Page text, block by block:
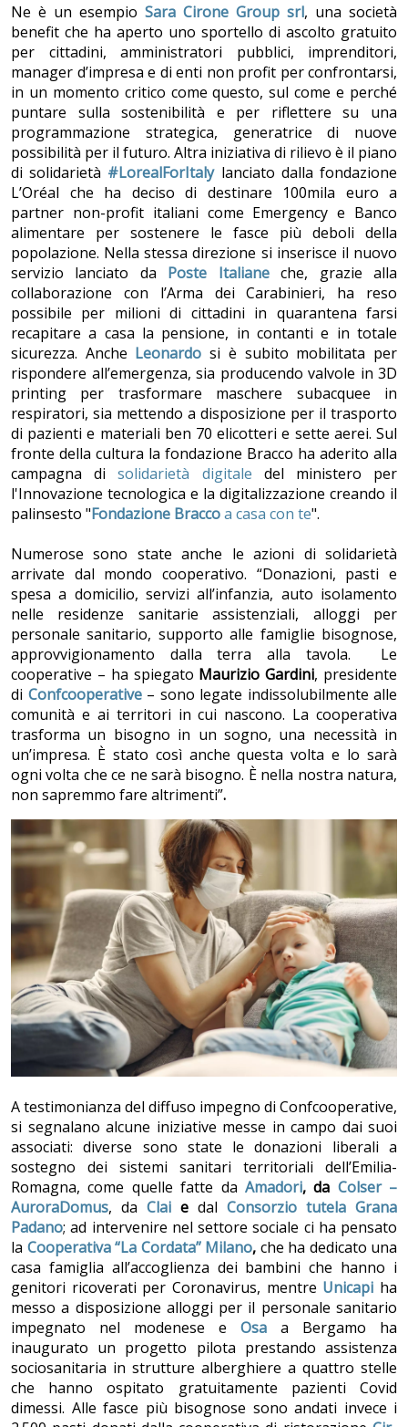
Ne è un esempio Sara Cirone Group srl, una società
benefit che ha aperto uno sportello di ascolto gratuito
per cittadini, amministratori pubblici, imprenditori,
manager d’impresa e di enti non profit per confrontarsi,
in un momento critico come questo, sul come e perché
puntare sulla sostenibilità e per riflettere su una
programmazione strategica, generatrice di nuove
possibilità per il futuro. Altra iniziativa di rilievo è il piano
di solidarietà #LorealForItalylanciato dalla fondazione
L’Oréal che ha deciso di destinare 100mila euro a
partner non-profit italiani come Emergency e Banco
alimentare per sostenere le fasce più deboli della
popolazione. Nella stessa direzione si inserisce il nuovo
servizio lanciato da Poste Italianeche, grazie alla
collaborazione con l’Arma dei Carabinieri, ha reso
possibile per milioni di cittadini in quarantena farsi
recapitare a casa la pensione, in contanti e in totale
sicurezza. Anche Leonardo si è subito mobilitata per
rispondere all’emergenza, sia producendo valvole in 3D
printing per trasformare maschere subacquee in
respiratori, sia mettendo a disposizione per il trasporto
di pazienti e materiali ben 70 elicotteri e sette aerei. Sul
fronte della cultura la fondazione Bracco ha aderito alla
campagna disolidarietà digitale del ministero per
l'Innovazione tecnologica e la digitalizzazione creando il
palinsesto "Fondazione Braccoa casa con te".
Numerose sono state anche le azioni di solidarietà
arrivate dal mondo cooperativo. “Donazioni, pasti e
spesa a domicilio, servizi all’infanzia, auto isolamento
nelle residenze sanitarie assistenziali, alloggi per
personale sanitario, supporto alle famiglie bisognose,
approvvigionamento dalla terra alla tavola. Le
cooperative – ha spiegato Maurizio Gardini, presidente
di Confcooperative– sono legate indissolubilmente alle
comunità e ai territori in cui nascono. La cooperativa
trasforma un bisogno in un sogno, una necessità in
un’impresa. È stato così anche questa volta e lo sarà
ogni volta che ce ne sarà bisogno. È nella nostra natura,
non sapremmo fare altrimenti”.
A testimonianza del diffuso impegno di Confcooperative,
si segnalano alcune iniziative messe in campo dai suoi
associati: diverse sono state le donazioni liberali a
sostegno dei sistemi sanitari territoriali dell’Emilia-
Romagna, come quelle fatte da Amadori,da Colser –
AuroraDomus, da Clai e dal Consorzio tutela Grana
Padano; ad intervenire nel settore sociale ci ha pensato
la Cooperativa “La Cordata” Milano, che ha dedicato una
casa famiglia all’accoglienza dei bambini che hanno i
genitori ricoverati per Coronavirus, mentre Unicapi ha
messo a disposizione alloggi per il personale sanitario
impegnato nel modenese e Osa a Bergamo ha
inaugurato un progetto pilota prestando assistenza
sociosanitaria in strutture alberghiere a quattro stelle
che hanno ospitato gratuitamente pazienti Covid
dimessi. Alle fasce più bisognose sono andati invece i